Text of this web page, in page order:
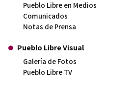
Pueblo Libre en Medios
Comunicados
Notas de Prensa
Pueblo Libre Visual
Galería de Fotos
Pueblo Libre TV